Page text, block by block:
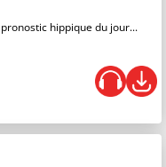
hippique du jour...